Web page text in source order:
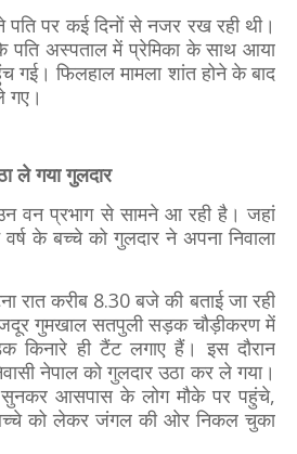
पति पर कई दिनों से नजर रख रही थी।
पति अस्पताल में प्रेमिका के साथ आया
गई। फिलहाल मामला शांत होने के बाद
गए।
ले गया गुलदार
वन प्रभाग से सामने आ रही है। जहां
के बच्चे को गुलदार ने अपना निवाला
रात करीब 8.30 बजे की बताई जा रही
गुमखाल सतपुली सड़क चौड़ीकरण में
ही टैंट लगाए हैं। इस दौरान
नेपाल को गुलदार उठा कर ले गया।
सुनकर आसपास के लोग मौके पर पहुंचे,
को लेकर जंगल की ओर निकल चुका